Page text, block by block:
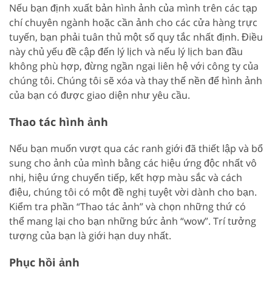
Nếu bạn định xuất bản hình ảnh của mình trên các tạp
chí chuyên ngành hoặc cần ảnh cho các cửa hàng trực
tuyến, bạn phải tuân thủ một số quy tắc nhất định. Điều
này chủ yếu đề cập đến lý lịch và nếu lý lịch ban đầu
không phù hợp, đừng ngần ngại liên hệ với công ty của
chúng tôi. Chúng tôi sẽ xóa và thay thế nền để hình ảnh
của bạn có được giao diện như yêu cầu.
Thao tác hình ảnh
Nếu bạn muốn vượt qua các ranh giới đã thiết lập và bổ
sung cho ảnh của mình bằng các hiệu ứng độc nhất vô
nhị, hiệu ứng chuyển tiếp, kết hợp màu sắc và cách
điệu, chúng tôi có một đề nghị tuyệt vời dành cho bạn.
Kiểm tra phần “Thao tác ảnh” và chọn những thứ có
thể mang lại cho bạn những bức ảnh “wow”. Trí tưởng
tượng của bạn là giới hạn duy nhất.
Phục hồi ảnh